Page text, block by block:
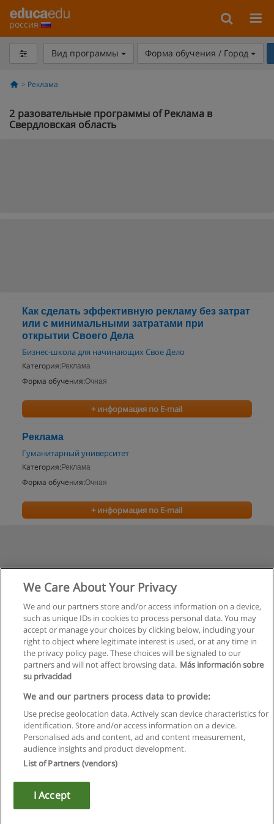
россия
Вид программы Форма обучения / Город
Реклама
2 разовательные программы of Реклама в
Свердловская область
Как сделать эффективную рекламу без затрат
или с минимальными затратами при
открытии Своего Дела
Бизнес-школа для начинающих Свое Дело
Категория: Реклама
Форма обучения:Очная
+ информация по E-mail
Реклама
Гуманитарный университет
Категория: Реклама
Форма обучения:Очная
+ информация по E-mail
Правила пользования
Конфиденциальность информации
Copyright © Educaedu Business S.L. - CIF : B-95610580: -
We Care About Your Privacy
We and our partners store and/or access information on a device,
such as unique IDs in cookies to process personal data. You may
accept or manage your choices by clicking below, including your
right to object where legitimate interest is used, or at any time in
the privacy policy page. These choices will be signaled to our
partners and will not affect browsing data. Más información sobre
su privacidad
We and our partners process data to provide:
Use precise geolocation data. Actively scan device characteristics for
identification. Store and/or access information on a device.
Personalised ads and content, ad and content measurement,
audience insights and product development.
List of Partners (vendors)
I Accept